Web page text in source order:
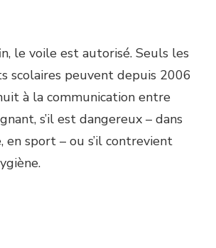
le voile est autorisé. Seuls les
scolaires peuvent depuis 2006
à la communication entre
s’il est dangereux – dans
en sport – ou s’il contrevient